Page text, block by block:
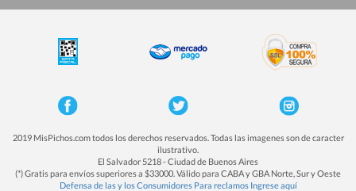
2019 MisPichos.com todos los derechos reservados. Todas las imagenes son de caracter
ilustrativo.
El Salvador 5218 - Ciudad de Buenos Aires
(*) Gratis para envíos superiores a $33000. Válido para CABA y GBA Norte, Sur y Oeste
Defensa de las y los Consumidores Para reclamos Ingrese aquí